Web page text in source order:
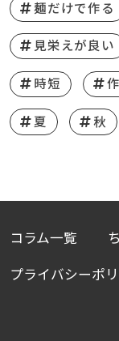
麺だけで作る
見栄えが良い
時短
夏 秋
コラム一覧
プライバシーポ